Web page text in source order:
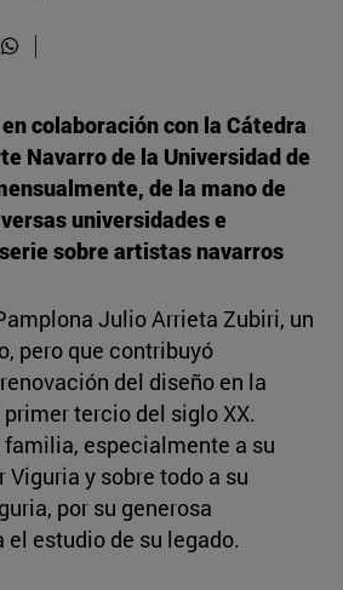
colaboración con la Cátedra
Navarro de la Universidad de
de la mano de
universidades e
sobre artistas navarros
Julio Arrieta Zubiri, un
pero que contribuyó
del diseño en la
tercio del siglo XX.
especialmente a su
y sobre todo a su
por su generosa
estudio de su legado.